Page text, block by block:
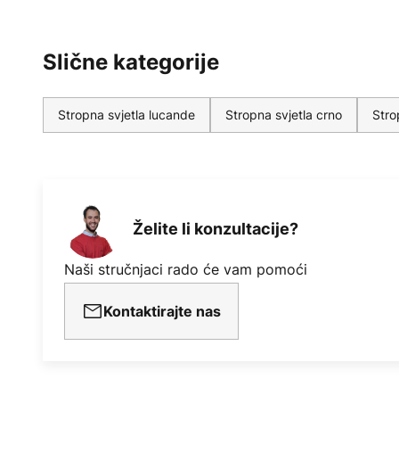
Slične kategorije
Stropna svjetla lucande Stropna svjetla crno
Želite li konzultacije?
Naši stručnjaci rado će vam pomoći
Kontaktirajte nas